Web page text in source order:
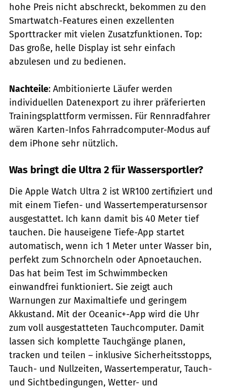
hohe Preis nicht abschreckt, bekommen zu den
Smartwatch-Features einen exzellenten
Sporttracker mit vielen Zusatzfunktionen. Top:
Das große, helle Display ist sehr einfach
abzulesen und zu bedienen.
Nachteile: Ambitionierte Läufer werden
individuellen Datenexport zu ihrer präferierten
Trainingsplattform vermissen. Für Rennradfahrer
wären Karten-Infos Fahrradcomputer-Modus auf
dem iPhone sehr nützlich.
Was bringt die Ultra 2 für Wassersportler?
Die Apple Watch Ultra 2 ist WR100 zertifiziert und
mit einem Tiefen- und Wassertemperatursensor
ausgestattet. Ich kann damit bis 40 Meter tief
tauchen. Die hauseigene Tiefe-App startet
automatisch, wenn ich 1 Meter unter Wasser bin,
perfekt zum Schnorcheln oder Apnoetauchen.
Das hat beim Test im Schwimmbecken
einwandfrei funktioniert. Sie zeigt auch
Warnungen zur Maximaltiefe und geringem
Akkustand. Mit der Oceanic+-App wird die Uhr
zum voll ausgestatteten Tauchcomputer. Damit
lassen sich komplette Tauchgänge planen,
tracken und teilen – inklusive Sicherheitsstopps,
Tauch- und Nullzeiten, Wassertemperatur, Tauch-
und Sichtbedingungen, Wetter- und